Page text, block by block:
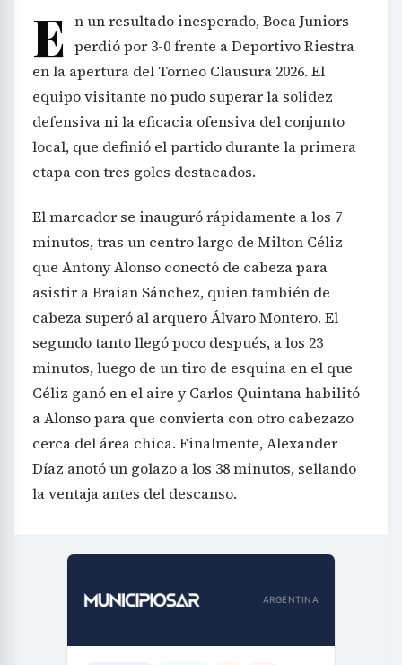
E n un resultado inesperado, Boca Juniors
perdió por 3-0 frente a Deportivo Riestra
en la apertura del Torneo Clausura 2026. El
equipo visitante no pudo superar la solidez
defensiva ni la eficacia ofensiva del conjunto
local, que definió el partido durante la primera
etapa con tres goles destacados.
El marcador se inauguró rápidamente a los 7
minutos, tras un centro largo de Milton Céliz
que Antony Alonso conectó de cabeza para
asistir a Braian Sánchez, quien también de
cabeza superó al arquero Álvaro Montero. El
segundo tanto llegó poco después, a los 23
minutos, luego de un tiro de esquina en el que
Céliz ganó en el aire y Carlos Quintana habilitó
a Alonso para que convierta con otro cabezazo
cerca del área chica. Finalmente, Alexander
Díaz anotó un golazo a los 38 minutos, sellando
la ventaja antes del descanso.
ARGENTINA